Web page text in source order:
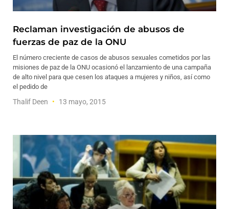
Reclaman investigación de abusos de
fuerzas de paz de la ONU
El número creciente de casos de abusos sexuales cometidos por las
misiones de paz de la ONU ocasionó el lanzamiento de una campaña
de alto nivel para que cesen los ataques a mujeres y niños, así como
el pedido de
Thalif Deen 13 mayo, 2015